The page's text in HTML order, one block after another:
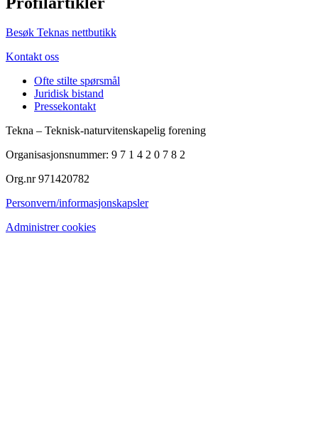
Besøk Teknas nettbutikk
Kontakt oss
Ofte stilte spørsmål
Juridisk bistand
Pressekontakt
Tekna – Teknisk-naturvitenskapelig forening
Organisasjonsnummer: 9 7 1 4 2 0 7 8 2
Org.nr 971420782
Personvern/informasjonskapsler
Administrer cookies